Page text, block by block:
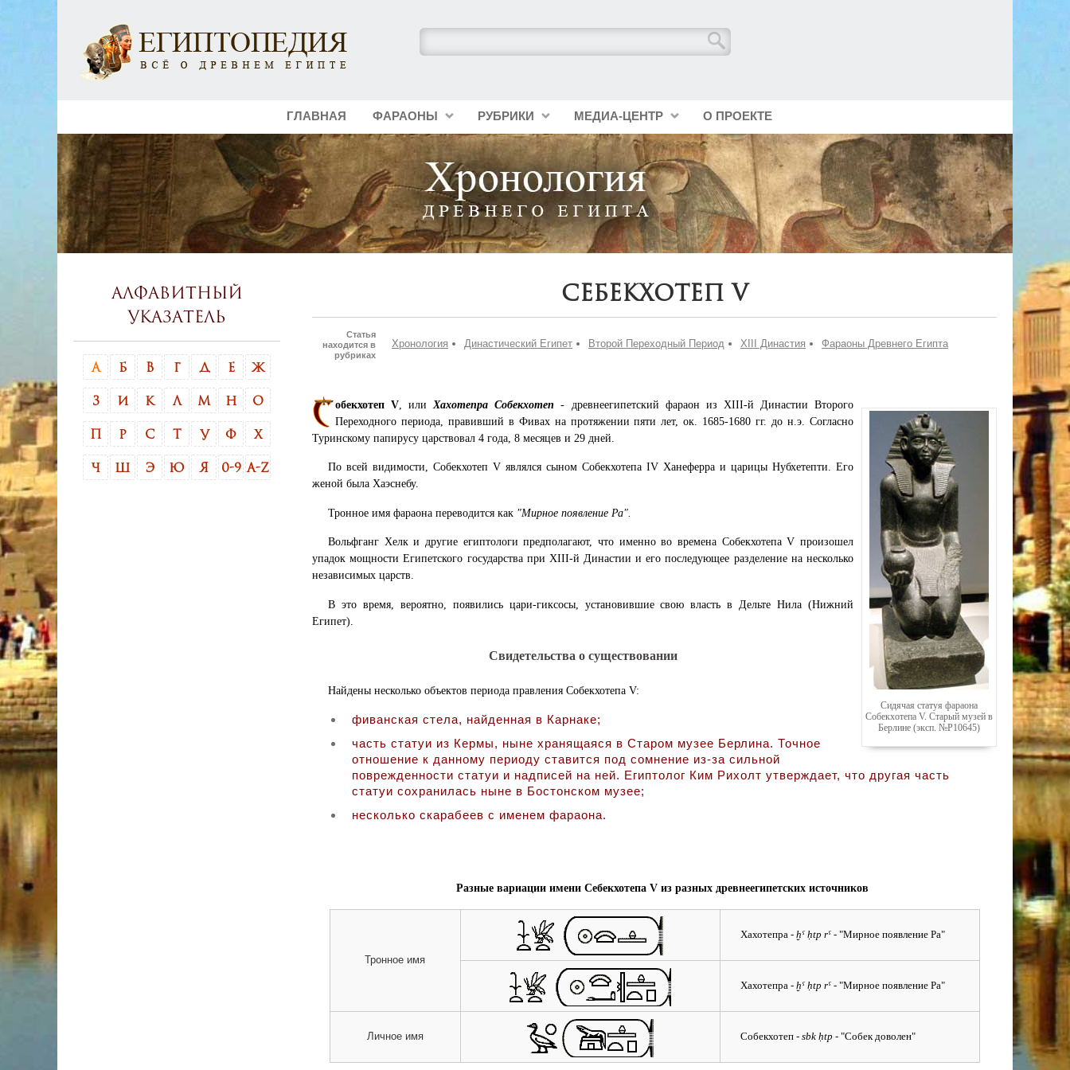
ГЛАВНАЯ ФАРАОНЫ РУБРИКИ МЕДИА-ЦЕНТР О ПРОЕКТЕ
Себекхотеп V
Статья
находится в
рубриках
Хронология Династический Египет Второй Переходный Период XIII Династия Фараоны Древнего Египта
Сидячая статуя фараона
Собекхотепа V. Старый музей в
Берлине (эксп. №P10645)
обекхотеп V, илиХахотепра Собекхотеп - древнеегипетский фараон из XIII-й Династии Второго
Переходного периода, правивший в Фивах на протяжении пяти лет, ок. 1685-1680 гг. до н.э. Согласно
Туринскому папирусу царствовал 4 года, 8 месяцев и 29 дней.
По всей видимости, Собекхотеп V являлся сыном Собекхотепа IV Ханеферра и царицы Нубхетепти. Его
женой была Хаэснебу.
Тронное имя фараона переводится как "Мирное появление Ра".
Вольфганг Хелк и другие египтологи предполагают, что именно во времена Собекхотепа V произошел
упадок мощности Египетского государства при XIII-й Династии и его последующее разделение на несколько
независимых царств.
В это время, вероятно, появились цари-гиксосы, установившие свою власть в Дельте Нила (Нижний
Египет).
Свидетельства о существовании
Найдены несколько объектов периода правления Собекхотепа V:
фиванская стела, найденная в Карнаке;
часть статуи из Кермы, ныне хранящаяся в Старом музее Берлина. Точное
отношение к данному периоду ставится под сомнение из-за сильной
поврежденности статуи и надписей на ней. Египтолог Ким Рихолт утверждает, что другая часть
статуи сохранилась ныне в Бостонском музее;
несколько скарабеев с именем фараона.
Разные вариации имени Себекхотепа V из разных древнеегипетских источников
Тронное имя
Хахотепра- ḫˁ ḥtp rˁ - "Мирное появление Ра"
Хахотепра- ḫˁ ḥtp rˁ - "Мирное появление Ра"
Личное имя Собекхотеп- sbk ḥtp - "Собек доволен"
Алфавитный
указатель
А Б В Г Д Е Ж
З И К Л М Н О
Р С Т У Ф Х
Ч Э Ю Я 0-9 A-Z